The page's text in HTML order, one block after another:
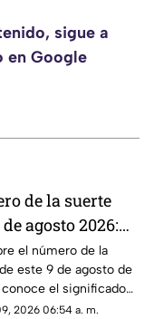
sigue a
en Google
de la suerte
agosto 2026:
el mensaje de
para ti
el número de la
este 9 de agosto de
el significado
tiene para
2026 06:54 a. m.